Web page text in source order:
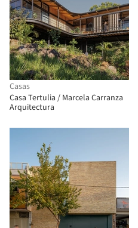
Casas
Casa Tertulia / Marcela Carranza
Arquitectura